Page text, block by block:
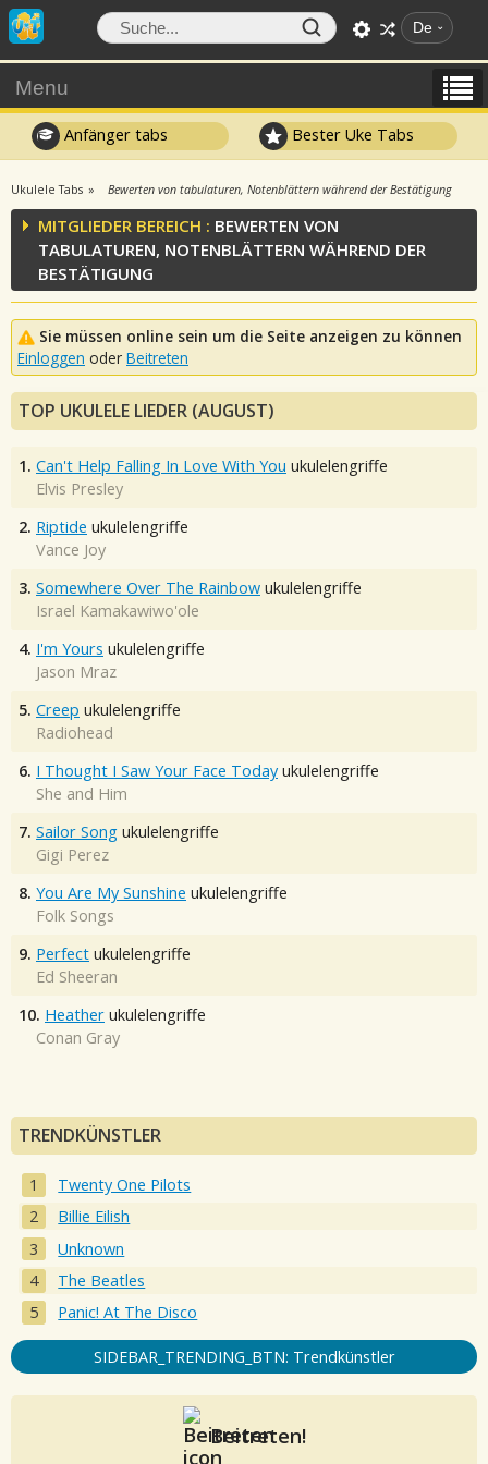
De
Menu
Anfänger tabs Bester Uke Tabs
Ukulele Tabs Bewerten von tabulaturen, Notenblättern während der Bestätigung
MITGLIEDER BEREICH : BEWERTEN VON
TABULATUREN, NOTENBLÄTTERN WÄHREND DER
BESTÄTIGUNG
Sie müssen online sein um die Seite anzeigen zu können
Einloggen oder Beitreten
TOP UKULELE LIEDER (AUGUST)
1. Can't Help Falling In Love With You ukulelengriffe
Elvis Presley
2. Riptide ukulelengriffe
Vance Joy
3. Somewhere Over The Rainbow ukulelengriffe
Israel Kamakawiwo'ole
4. I'm Yours ukulelengriffe
Jason Mraz
5. Creep ukulelengriffe
Radiohead
6. I Thought I Saw Your Face Today ukulelengriffe
She and Him
7. Sailor Song ukulelengriffe
Gigi Perez
8. You Are My Sunshine ukulelengriffe
Folk Songs
9. Perfect ukulelengriffe
Ed Sheeran
10. Heather ukulelengriffe
Conan Gray
TRENDKÜNSTLER
Twenty One Pilots
Billie Eilish
Unknown
The Beatles
Panic! At The Disco
SIDEBAR_TRENDING_BTN: Trendkünstler
Beitreten!